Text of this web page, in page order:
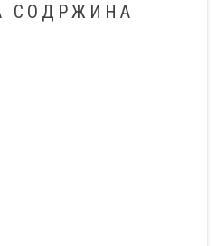
СОДРЖИНА